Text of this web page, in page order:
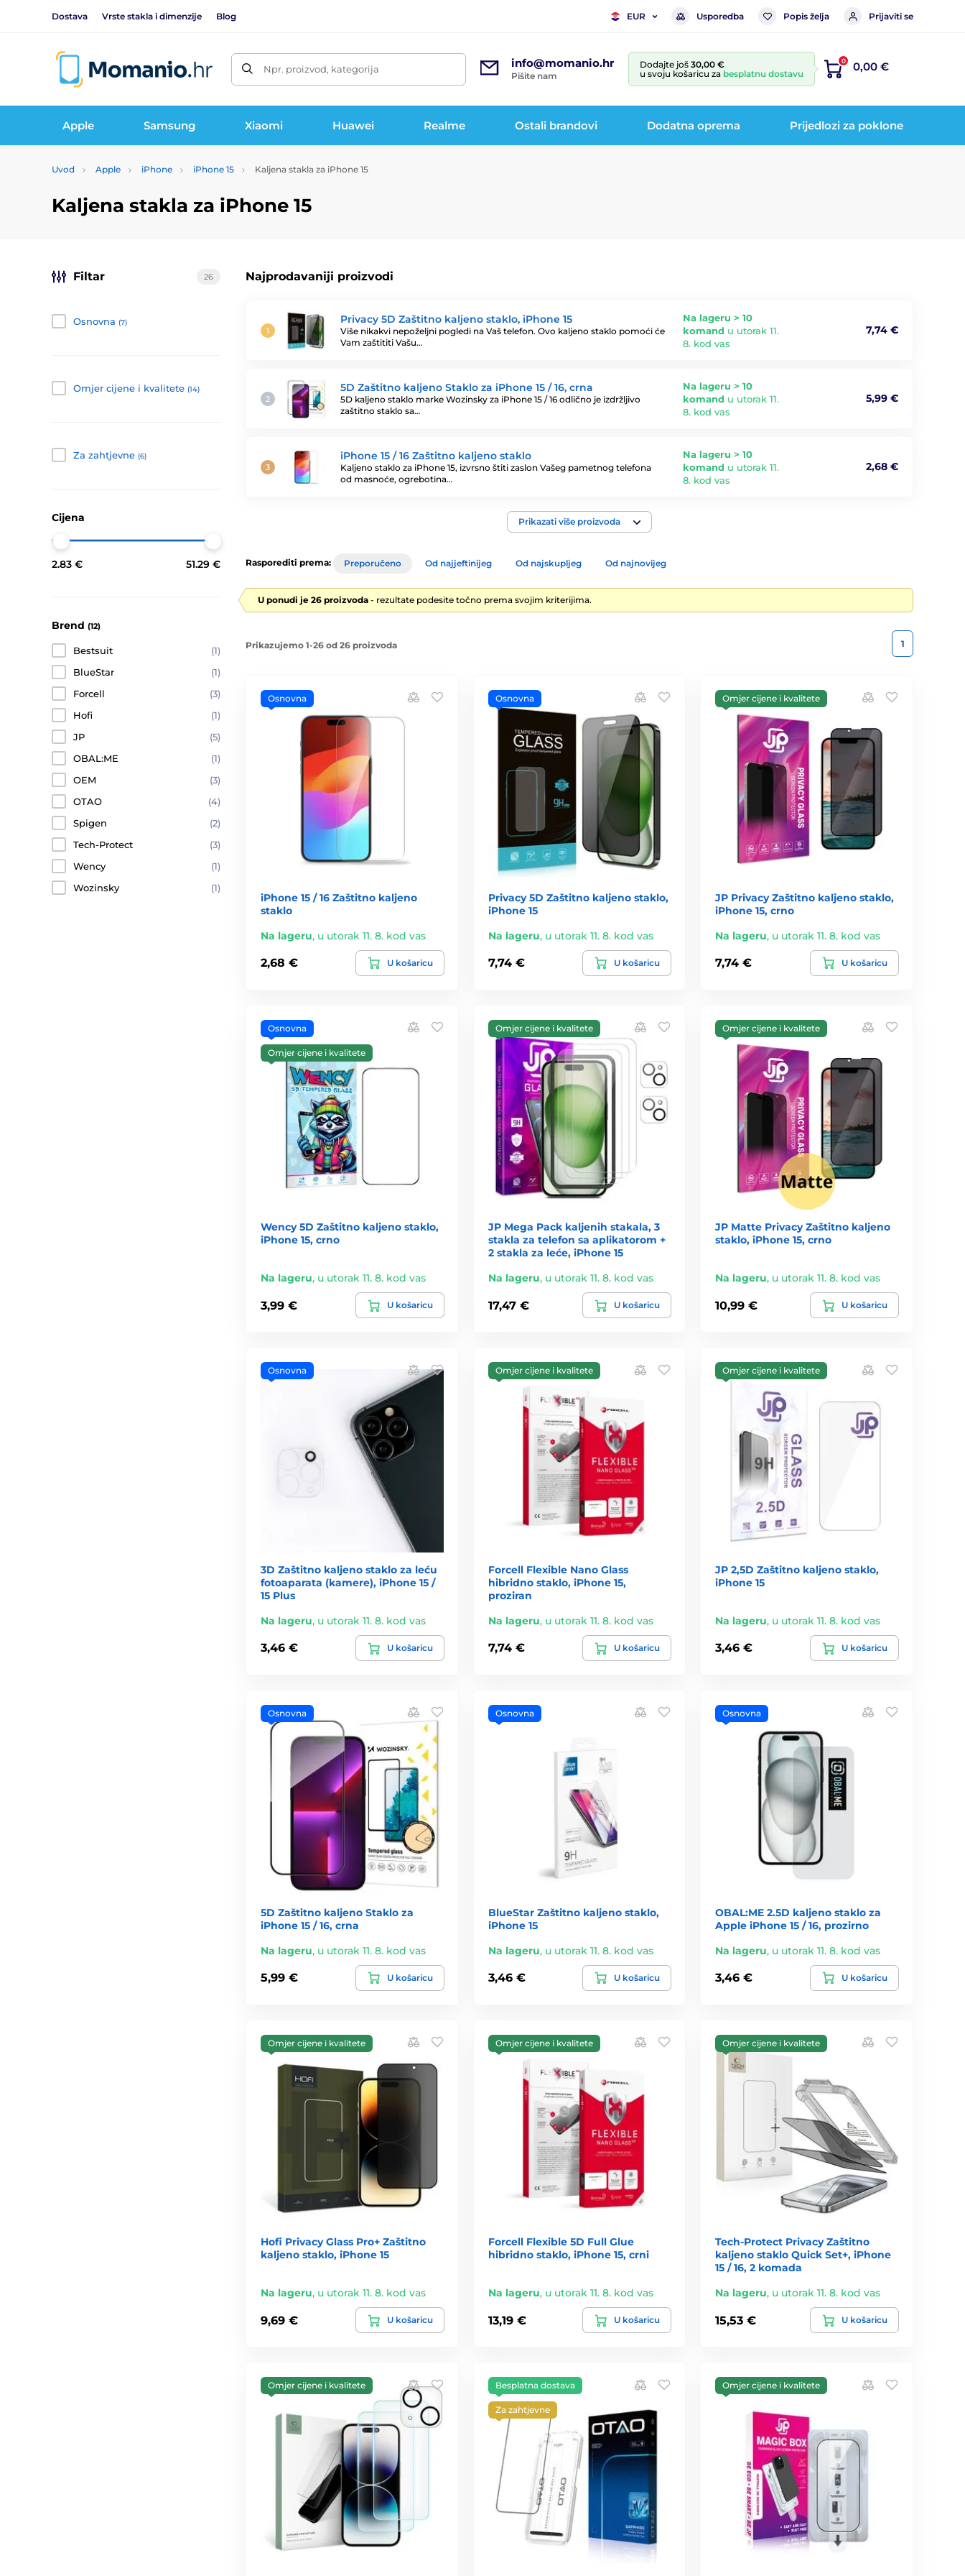
Dostava Vrste stakla i dimenzije Blog EUR Usporedba Popis želja Prijaviti se
Npr. proizvod, kategorija info@momanio.hr
Pišite nam
Dodajte još 30,00 €
u svoju košaricu za besplatnu dostavu
0 0,00 €
Apple Samsung Xiaomi Huawei Realme Ostali brandovi Dodatna oprema Prijedlozi za poklone
Uvod Apple iPhone iPhone 15 Kaljena stakla za iPhone 15
Kaljena stakla za iPhone 15
Najprodavaniji proizvodi
Privacy 5D Zaštitno kaljeno staklo, iPhone 15
Više nikakvi nepoželjni pogledi na Vaš telefon. Ovo kaljeno staklo pomoći će
Vam zaštititi Vašu…
Na lageru > 10
komand u utorak 11.
8. kod vas
7,74 €
5D Zaštitno kaljeno Staklo za iPhone 15 / 16, crna
5D kaljeno staklo marke Wozinsky za iPhone 15 / 16 odlično je izdržljivo
zaštitno staklo sa…
Na lageru > 10
komand u utorak 11.
8. kod vas
5,99 €
iPhone 15 / 16 Zaštitno kaljeno staklo
Kaljeno staklo za iPhone 15, izvrsno štiti zaslon Vašeg pametnog telefona
od masnoće, ogrebotina…
Na lageru > 10
komand u utorak 11.
8. kod vas
2,68 €
Prikazati više proizvoda
Filtar 26
Osnovna (7)
Omjer cijene i kvalitete (14)
Za zahtjevne (6)
Cijena
2.83 € 51.29 €
Brend (12)
Bestsuit
(1)
BlueStar
(1)
Forcell
(3)
Hofi
(1)
JP
(5)
OBAL:ME
(1)
OEM
(3)
OTAO
(4)
Spigen
(2)
Tech-Protect
(3)
Wency
(1)
Wozinsky
(1)
Rasporediti prema: Preporučeno Od najjeftinijeg Od najskupljeg Od najnovijeg
U ponudi je 26 proizvoda - rezultate podesite točno prema svojim kriterijima.
Prikazujemo 1-26 od 26 proizvoda 1
Osnovna
iPhone 15 / 16 Zaštitno kaljeno
staklo
Na lageru, u utorak 11. 8. kod vas
2,68 € U košaricu
Osnovna
Privacy 5D Zaštitno kaljeno staklo,
iPhone 15
Na lageru, u utorak 11. 8. kod vas
7,74 € U košaricu
Omjer cijene i kvalitete
JP Privacy Zaštitno kaljeno staklo,
iPhone 15, crno
Na lageru, u utorak 11. 8. kod vas
7,74 € U košaricu
Osnovna
Omjer cijene i kvalitete
Wency 5D Zaštitno kaljeno staklo,
iPhone 15, crno
Na lageru, u utorak 11. 8. kod vas
3,99 € U košaricu
Omjer cijene i kvalitete
JP Mega Pack kaljenih stakala, 3
stakla za telefon sa aplikatorom +
2 stakla za leće, iPhone 15
Na lageru, u utorak 11. 8. kod vas
17,47 € U košaricu
Omjer cijene i kvalitete
JP Matte Privacy Zaštitno kaljeno
staklo, iPhone 15, crno
Na lageru, u utorak 11. 8. kod vas
10,99 € U košaricu
Osnovna
3D Zaštitno kaljeno staklo za leću
fotoaparata (kamere), iPhone 15 /
15 Plus
Na lageru, u utorak 11. 8. kod vas
3,46 € U košaricu
Omjer cijene i kvalitete
Forcell Flexible Nano Glass
hibridno staklo, iPhone 15,
proziran
Na lageru, u utorak 11. 8. kod vas
7,74 € U košaricu
Omjer cijene i kvalitete
JP 2,5D Zaštitno kaljeno staklo,
iPhone 15
Na lageru, u utorak 11. 8. kod vas
3,46 € U košaricu
Osnovna
5D Zaštitno kaljeno Staklo za
iPhone 15 / 16, crna
Na lageru, u utorak 11. 8. kod vas
5,99 € U košaricu
Osnovna
BlueStar Zaštitno kaljeno staklo,
iPhone 15
Na lageru, u utorak 11. 8. kod vas
3,46 € U košaricu
Osnovna
OBAL:ME 2.5D kaljeno staklo za
Apple iPhone 15 / 16, prozirno
Na lageru, u utorak 11. 8. kod vas
3,46 € U košaricu
Omjer cijene i kvalitete
Hofi Privacy Glass Pro+ Zaštitno
kaljeno staklo, iPhone 15
Na lageru, u utorak 11. 8. kod vas
9,69 € U košaricu
Omjer cijene i kvalitete
Forcell Flexible 5D Full Glue
hibridno staklo, iPhone 15, crni
Na lageru, u utorak 11. 8. kod vas
13,19 € U košaricu
Omjer cijene i kvalitete
Tech-Protect Privacy Zaštitno
kaljeno staklo Quick Set+, iPhone
15 / 16, 2 komada
Na lageru, u utorak 11. 8. kod vas
15,53 € U košaricu
Omjer cijene i kvalitete Besplatna dostava
Za zahtjevne
Omjer cijene i kvalitete